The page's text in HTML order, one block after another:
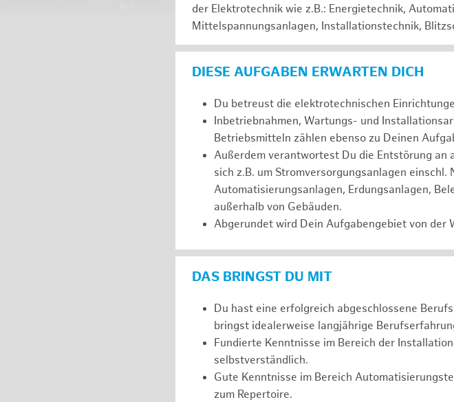
der Elektrotechnik wie z.B.: Energietechnik,
Mittelspannungsanlagen, Installationstechnik,
DIESE AUFGABEN ERWARTEN DICH
Du betreust die elektrotechnischen
Inbetriebnahmen, Wartungs- und
Betriebsmitteln zählen ebenso zu Deinen
Außerdem verantwortest Du die Entstörung an
sich z.B. um Stromversorgungsanlagen
Automatisierungsanlagen, Erdungsanlagen,
außerhalb von Gebäuden.
Abgerundet wird Dein Aufgabengebiet von der
DAS BRINGST DU MIT
Du hast eine erfolgreich abgeschlossene
bringst idealerweise langjährige
Fundierte Kenntnisse im Bereich der
selbstverständlich.
Gute Kenntnisse im Bereich
zum Repertoire.